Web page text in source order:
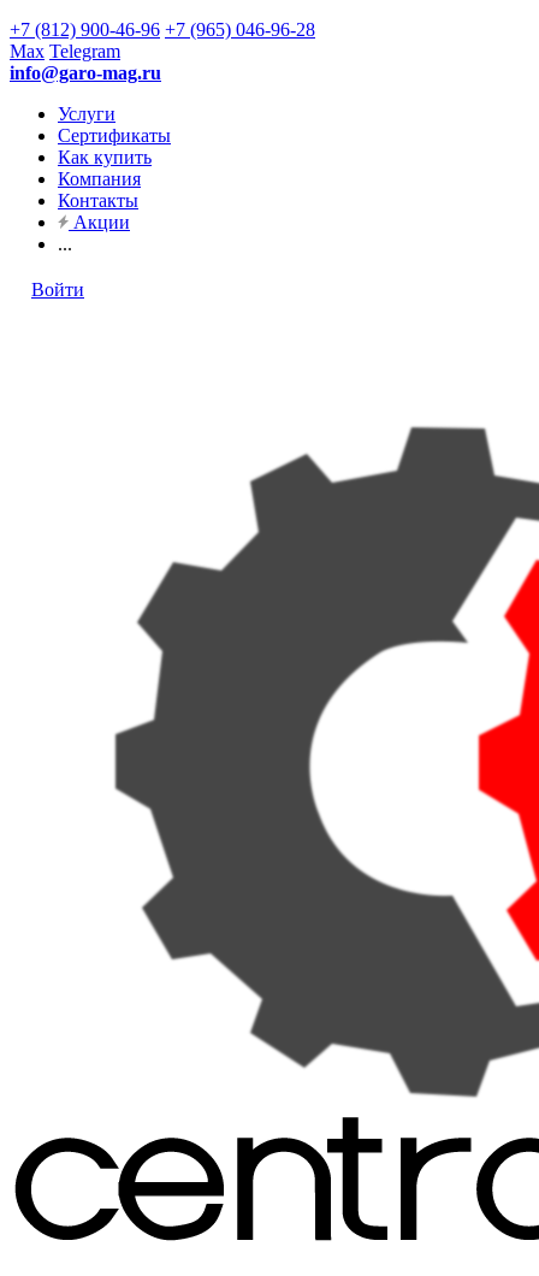
+7 (812) 900-46-96 +7 (965) 046-96-28
Max Telegram
info@garo-mag.ru
Услуги
Сертификаты
Как купить
Компания
Контакты
Акции
...
Войти